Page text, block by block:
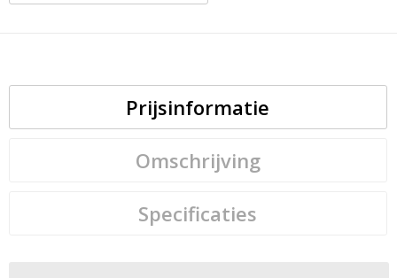
Prijsinformatie
Omschrijving
Specificaties